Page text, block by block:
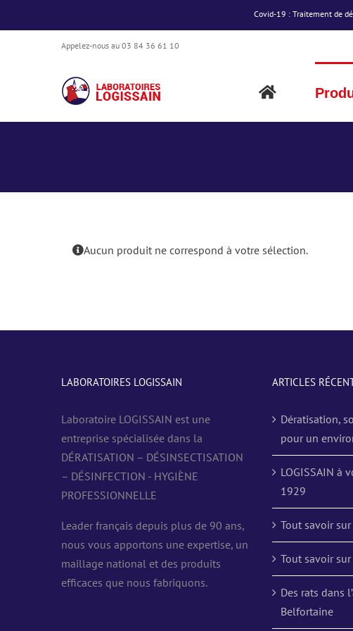
Covid-19 : Traitement de
au
Appelez-nous au 03 84 36 61 10
Aucun produit ne correspond à votre sélection.
LABORATOIRES LOGISSAIN
Laboratoire LOGISSAIN est une
entreprise spécialisée dans la
DÉRATISATION – DÉSINSECTISATION
– DÉSINFECTION - HYGIÈNE
PROFESSIONNELLE
Leader français depuis plus de 90 ans,
nous vous apportons une expertise, un
maillage national et des produits
efficaces que nous fabriquons.
ARTICLES
Dératisation,
pour un
LOGISSAIN à
1929
Tout savoir
Tout savoir
Des rats dans
Belfortaine